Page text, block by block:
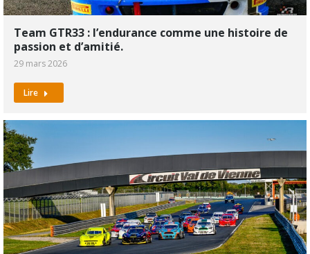
Team GTR33 : l’endurance comme une histoire de
passion et d’amitié.
29 mars 2026
Lire